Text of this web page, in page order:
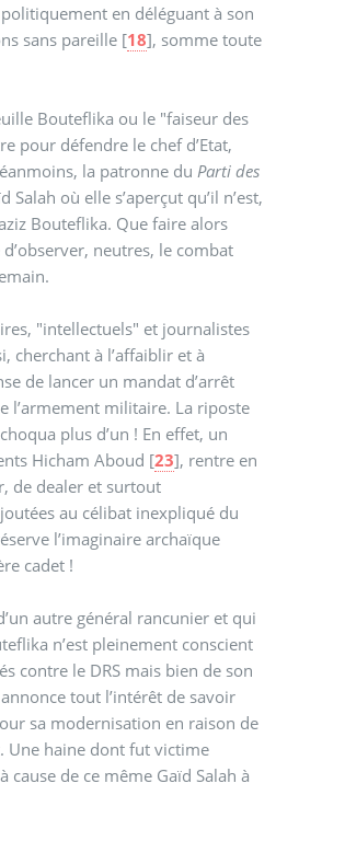
en déléguant à son
sans pareille [18], somme toute
Bouteflika ou le "faiseur des
pour défendre le chef d’Etat,
la patronne du Parti des
où elle s’aperçut qu’il n’est,
Bouteflika. Que faire alors
neutres, le combat
"intellectuels" et journalistes
cherchant à l’affaiblir et à
de lancer un mandat d’arrêt
l’armement militaire. La riposte
plus d’un ! En effet, un
Hicham Aboud [23], rentre en
de dealer et surtout
au célibat inexpliqué du
l’imaginaire archaïque
cadet !
autre général rancunier et qui
n’est pleinement conscient
contre le DRS mais bien de son
tout l’intérêt de savoir
sa modernisation en raison de
Une haine dont fut victime
de ce même Gaïd Salah à